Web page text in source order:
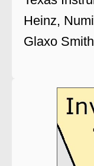
Heinz,
Glaxo